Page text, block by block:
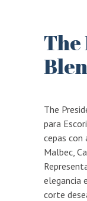
The
The
para
cepas
Malbec,
elegancia
corte